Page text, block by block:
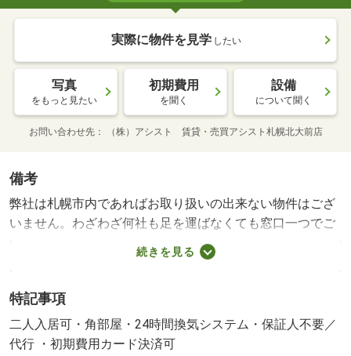
実際に物件を見学 したい
写真
をもっと見たい
初期費用
を聞く
設備
について聞く
お問い合わせ先 （株）アシスト 賃貸・売買アシスト札幌北大前店
備考
弊社は札幌市内であればお取り扱いの出来ない物件はござ
いません。わざわざ何社も足を運ばなくても窓口一つでご
案内フットワークが軽いスタッフが皆様のご来店、笑顔で
お待ちしております。・賃貸保証等：加入要（初回契約
ン内見サービス始めました」当社は「総合仲介」と言う形
で営業しておりますので他社様の掲載物件も全てご紹介可
能。ネットをご覧になられて気になる物件は全てまとめて
続きを見る
特記事項
二人入居可・角部屋・24時間換気システム・保証人不要／
代行 ・初期費用カード決済可